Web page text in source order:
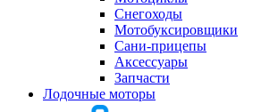
Снегоходы
Мотобуксировщики
Сани-прицепы
Аксессуары
Запчасти
Лодочные моторы